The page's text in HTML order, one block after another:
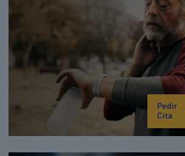
Pedir
Cita